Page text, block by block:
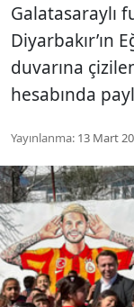
Galatasaraylı
Diyarbakır’ın
duvarına
hesabında
Yayınlanma: 13 Mart